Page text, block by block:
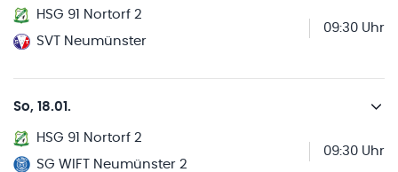
HSG 91 Nortorf 2
SVT Neumünster
09:30 Uhr
So, 18.01.
HSG 91 Nortorf 2
SG WIFT Neumünster 2
09:30 Uhr